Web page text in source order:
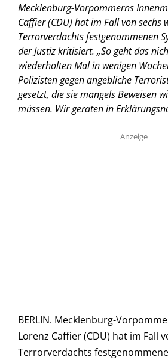
Mecklenburg-Vorpommerns
Caffier (CDU) hat im Fall von sechs
Terrorverdachts festgenommenen
der Justiz kritisiert. „So geht das
wiederholten Mal in wenigen
Polizisten gegen angebliche
gesetzt, die sie mangels Beweisen
müssen. Wir geraten in
Anzeige
BERLIN. Mecklenburg-
Lorenz Caffier (CDU) hat im Fall
Terrorverdachts